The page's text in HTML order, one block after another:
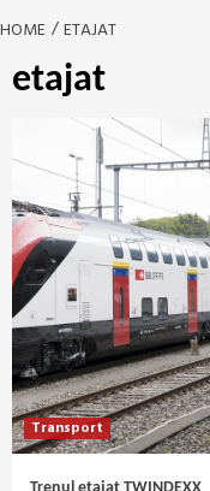
HOME ETAJAT
etajat
Transport